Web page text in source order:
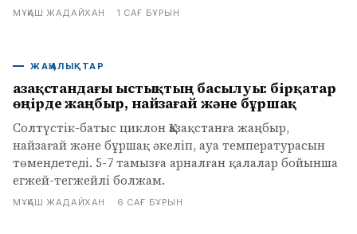
МҰҚАШ ЖАДАЙХАН · 1 САҒ БҰРЫН
ЖАҢАЛЫҚТАР
Қазақстандағы ыстықтың басылуы: бірқатар
өңірде жаңбыр, найзағай және бұршақ
Солтүстік-батыс циклон Қазақстанға жаңбыр,
найзағай және бұршақ әкеліп, ауа температурасын
төмендетеді. 5-7 тамызға арналған қалалар бойынша
егжей-тегжейлі болжам.
МҰҚАШ ЖАДАЙХАН · 6 САҒ БҰРЫН